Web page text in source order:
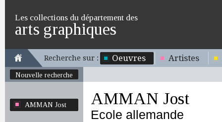
Les collections du département des
arts graphiques
Recherche sur : Oeuvres Artistes
Nouvelle recherche
AMMAN Jost AMMAN Jost
Ecole allemande